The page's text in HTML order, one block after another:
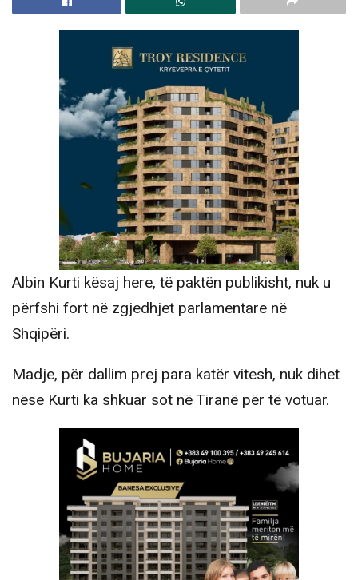
Albin Kurti kësaj here, të paktën publikisht, nuk u
përfshi fort në zgjedhjet parlamentare në
Shqipëri.
Madje, për dallim prej para katër vitesh, nuk dihet
nëse Kurti ka shkuar sot në Tiranë për të votuar.